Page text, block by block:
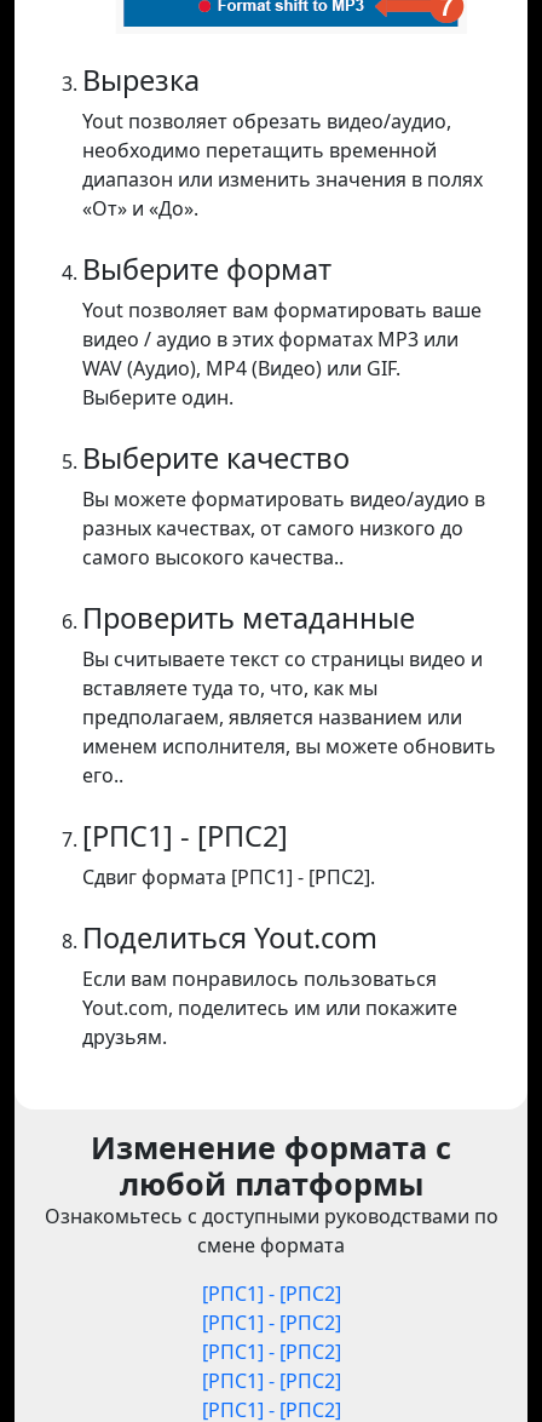
Вырезка
Yout позволяет обрезать видео/аудио,
необходимо перетащить временной
диапазон или изменить значения в полях
«От» и «До».
Выберите формат
Yout позволяет вам форматировать ваше
видео / аудио в этих форматах MP3 или
WAV (Аудио), MP4 (Видео) или GIF.
Выберите один.
Выберите качество
Вы можете форматировать видео/аудио в
разных качествах, от самого низкого до
самого высокого качества..
Проверить метаданные
Вы считываете текст со страницы видео и
вставляете туда то, что, как мы
предполагаем, является названием или
именем исполнителя, вы можете обновить
его..
[РПС1] - [РПС2]
Сдвиг формата [РПС1] - [РПС2].
Поделиться Yout.com
Если вам понравилось пользоваться
Yout.com, поделитесь им или покажите
друзьям.
Изменение формата с
любой платформы
Ознакомьтесь с доступными руководствами по
смене формата
[РПС1] - [РПС2]
[РПС1] - [РПС2]
[РПС1] - [РПС2]
[РПС1] - [РПС2]
[РПС1] - [РПС2]